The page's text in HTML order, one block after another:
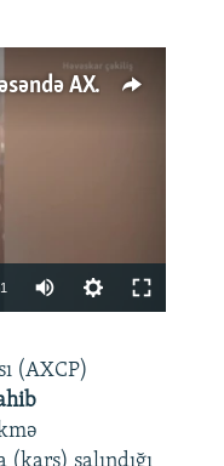
'Məni təpiklədilər ki...' - Daşkəsəndə AXCP fəalının yaxınları onun həbsinə etiraz edirlər
available
360p
720p
(AXCP)